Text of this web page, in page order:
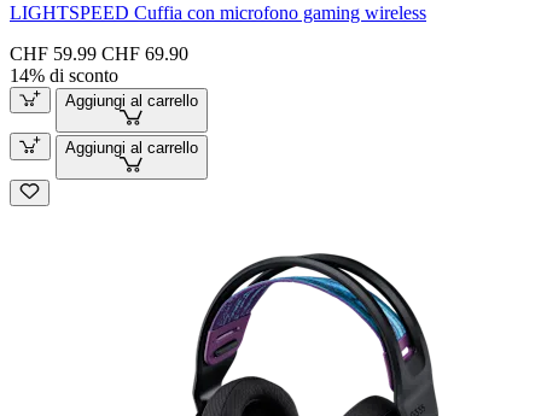
LIGHTSPEED Cuffia con microfono gaming wireless
CHF 59.99 CHF 69.90
14% di sconto
Aggiungi al carrello
Aggiungi al carrello